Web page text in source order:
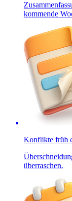
kommende
Konflikte früh
überraschen.